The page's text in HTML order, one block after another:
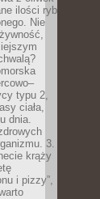
ilości ryb
Nie
typu 2,
ciała,
dnia.
3.
krąży
i pizzy”,